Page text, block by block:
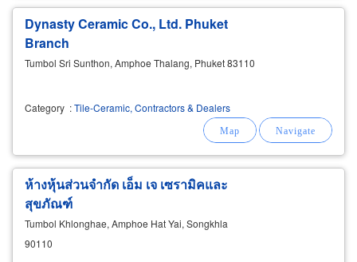
Dynasty Ceramic Co., Ltd. Phuket
Branch
Tumbol Sri Sunthon, Amphoe Thalang, Phuket 83110
Category :Tile-Ceramic, Contractors & Dealers
ห้างหุ้นส่วนจำกัด เอ็ม เจ เซรามิคและ
สุขภัณฑ์
Tumbol Khlonghae, Amphoe Hat Yai, Songkhla
90110